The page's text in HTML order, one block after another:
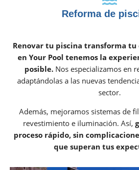
Reforma de
Renovar tu piscina transforma tu
en Your Pool tenemos la
posible. Nos especializamos en
adaptándolas a las nuevas
sector.
Además, mejoramos sistemas de
revestimiento e iluminación. Así,
proceso rápido, sin
que superan tus